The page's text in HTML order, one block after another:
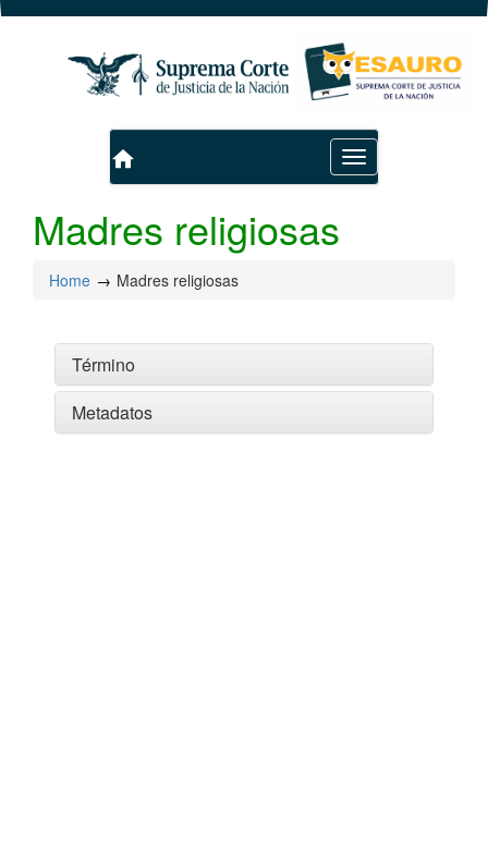
Toggle
navigation
home
Madres religiosas
Home Madres religiosas
Término
Metadatos